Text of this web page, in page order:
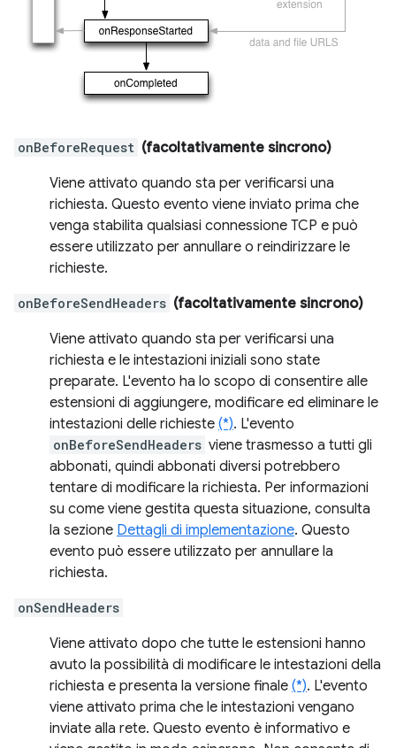
onBeforeRequest (facoltativamente sincrono)
Viene attivato quando sta per verificarsi una
richiesta. Questo evento viene inviato prima che
venga stabilita qualsiasi connessione TCP e può
essere utilizzato per annullare o reindirizzare le
richieste.
onBeforeSendHeaders (facoltativamente sincrono)
Viene attivato quando sta per verificarsi una
richiesta e le intestazioni iniziali sono state
preparate. L'evento ha lo scopo di consentire alle
estensioni di aggiungere, modificare ed eliminare le
intestazioni delle richieste (*). L'evento
onBeforeSendHeaders viene trasmesso a tutti gli
abbonati, quindi abbonati diversi potrebbero
tentare di modificare la richiesta. Per informazioni
su come viene gestita questa situazione, consulta
la sezione Dettagli di implementazione. Questo
evento può essere utilizzato per annullare la
richiesta.
onSendHeaders
Viene attivato dopo che tutte le estensioni hanno
avuto la possibilità di modificare le intestazioni della
richiesta e presenta la versione finale (*). L'evento
viene attivato prima che le intestazioni vengano
inviate alla rete. Questo evento è informativo e